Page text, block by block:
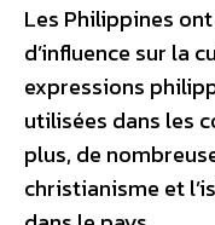
Les Philippines
d’influence sur la
expressions
utilisées dans les
plus, de
christianisme et